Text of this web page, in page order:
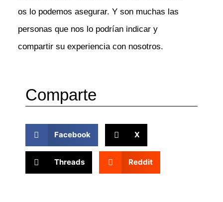
os lo podemos asegurar. Y son muchas las
personas que nos lo podrían indicar y
compartir su experiencia con nosotros.
Comparte
Facebook X
Threads Reddit